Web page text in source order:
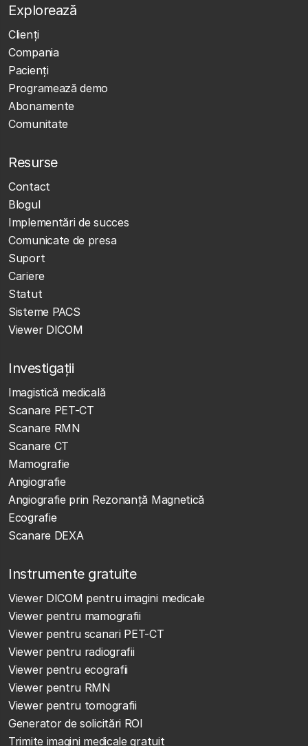
Explorează
Clienţi
Compania
Pacienți
Programează demo
Abonamente
Comunitate
Resurse
Contact
Blogul
Implementări de succes
Comunicate de presa
Suport
Cariere
Statut
Sisteme PACS
Viewer DICOM
Investigații
Imagistică medicală
Scanare PET-CT
Scanare RMN
Scanare CT
Mamografie
Angiografie
Angiografie prin Rezonanță Magnetică
Ecografie
Scanare DEXA
Instrumente gratuite
Viewer DICOM pentru imagini medicale
Viewer pentru mamografii
Viewer pentru scanari PET-CT
Viewer pentru radiografii
Viewer pentru ecografii
Viewer pentru RMN
Viewer pentru tomografii
Generator de solicitări ROI
Trimite imagini medicale gratuit